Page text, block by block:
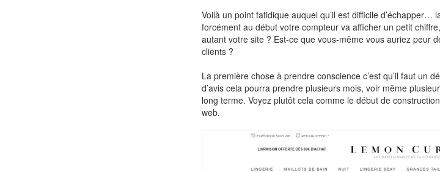
Voilà un point fatidique auquel qu’il est difficile
forcément au début votre compteur va afficher un petit
autant votre site ? Est-ce que vous-même vous auriez peur
clients ?
La première chose à prendre conscience c’est qu’il faut un
d’avis cela pourra prendre plusieurs mois, voir même
long terme. Voyez plutôt cela comme le début de
web.